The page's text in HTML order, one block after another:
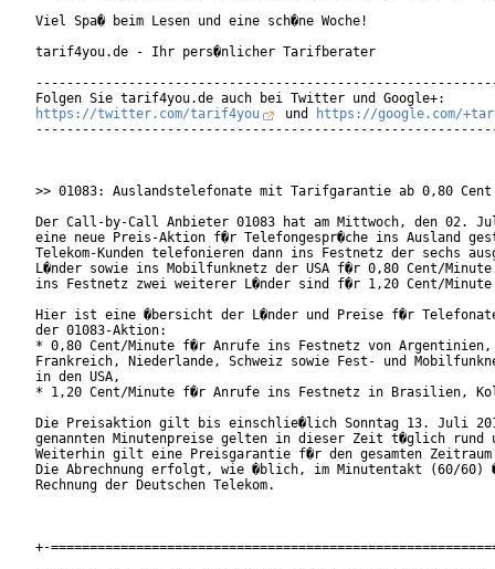
Viel Spa� beim Lesen und eine sch�ne Woche!
tarif4you.de - Ihr pers�nlicher Tarifberater
https://twitter.com/tarif4you
und
https://google.com/
>> 01083: Auslandstelefonate mit Tarifgarantie ab 0,80
Der Call-by-Call Anbieter 01083 hat am Mittwoch, den 02.
eine neue Preis-Aktion f�r Telefongespr�che ins Ausland
Telekom-Kunden telefonieren dann ins Festnetz der sechs
L�nder sowie ins Mobilfunknetz der USA f�r 0,80 Cent/
ins Festnetz zwei weiterer L�nder sind f�r 1,20 Cent/
Hier ist eine �bersicht der L�nder und Preise f�r Telefonate
der 01083-Aktion:
* 0,80 Cent/Minute f�r Anrufe ins Festnetz von
Frankreich, Niederlande, Schweiz sowie Fest- und
in den USA,
* 1,20 Cent/Minute f�r Anrufe ins Festnetz in Brasilien,
Die Preisaktion gilt bis einschlie�lich Sonntag 13. Juli
genannten Minutenpreise gelten in dieser Zeit t�glich rund
Weiterhin gilt eine Preisgarantie f�r den gesamten
Die Abrechnung erfolgt, wie �blich, im Minutentakt (60/60)
Rechnung der Deutschen Telekom.
+-